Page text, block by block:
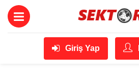
Giriş Yap